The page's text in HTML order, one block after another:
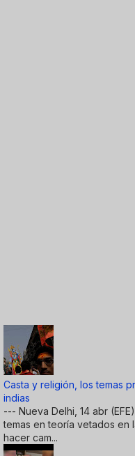
Casta y religión, los temas
indias
--- Nueva Delhi, 14 abr
temas en teoría vetados en
hacer cam...